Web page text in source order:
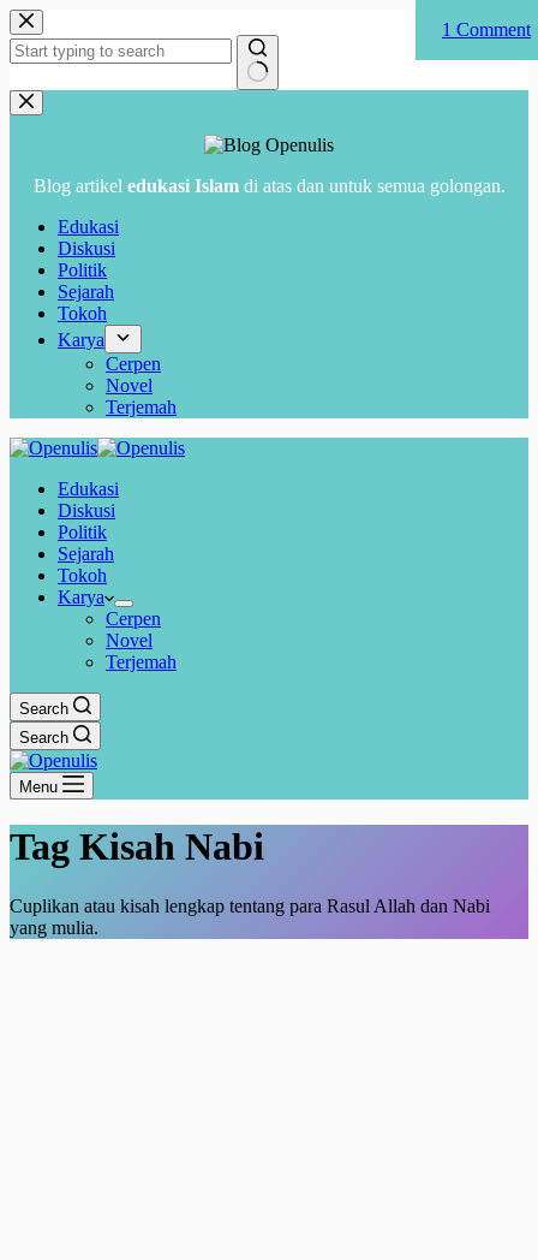
Skip
to
content
No
results
Blog artikel edukasi Islamdi atas dan untuk semua golongan.
Edukasi
Diskusi
Politik
Sejarah
Tokoh
Karya
Cerpen
Novel
Terjemah
Edukasi
Diskusi
Politik
Sejarah
Tokoh
Karya
Cerpen
Novel
Terjemah
Search
Search
Menu
Tag Kisah Nabi
Cuplikan atau kisah lengkap tentang para Rasul Allah dan Nabi
yang mulia.
1 Comment
2 Comments
1 Comment